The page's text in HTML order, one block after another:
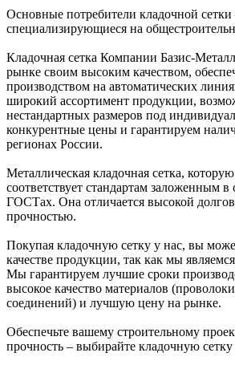
Основные потребители кладочной сетки
специализирующиеся на
Кладочная сетка Компании Базис-
рынке своим высоким качеством,
производством на автоматических
широкий ассортимент продукции,
нестандартных размеров под
конкурентные цены и гарантируем
регионах России.
Металлическая кладочная сетка,
соответствует стандартам заложенным в
ГОСТах. Она отличается высокой
прочностью.
Покупая кладочную сетку у нас, вы
качестве продукции, так как мы
Мы гарантируем лучшие сроки
высокое качество материалов
соединений) и лучшую цену на рынке.
Обеспечьте вашему строительному
прочность – выбирайте кладочную сетку